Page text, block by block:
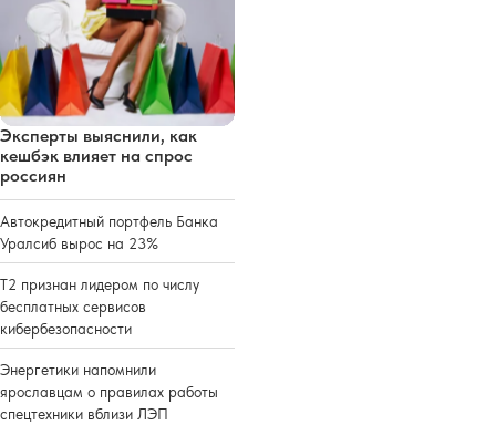
Эксперты выяснили, как
кешбэк влияет на спрос
россиян
Автокредитный портфель Банка
Уралсиб вырос на 23%
Т2 признан лидером по числу
бесплатных сервисов
кибербезопасности
Энергетики напомнили
ярославцам о правилах работы
спецтехники вблизи ЛЭП